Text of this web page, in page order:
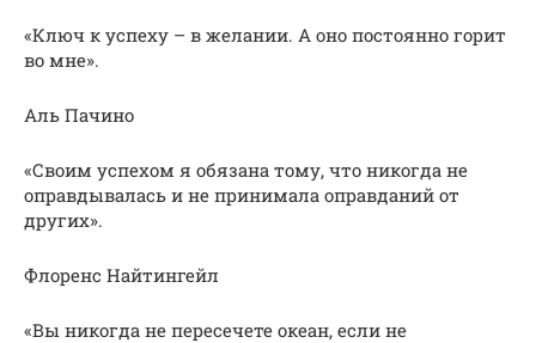
«Ключ к успеху – в желании. А оно постоянно горит
во мне».
Аль Пачино
«Своим успехом я обязана тому, что никогда не
оправдывалась и не принимала оправданий от
других».
Флоренс Найтингейл
«Вы никогда не пересечете океан, если не